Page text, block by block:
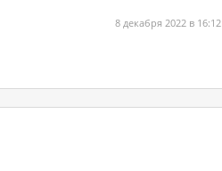
8 декабря 2022 в 16:12